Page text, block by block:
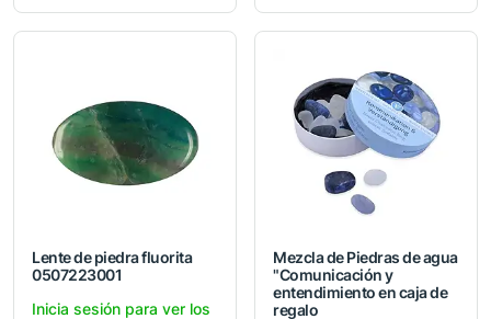
Lente de piedra fluorita
0507223001
Inicia sesión para ver los
Mezcla de Piedras de agua
"Comunicación y
entendimiento en caja de
regalo